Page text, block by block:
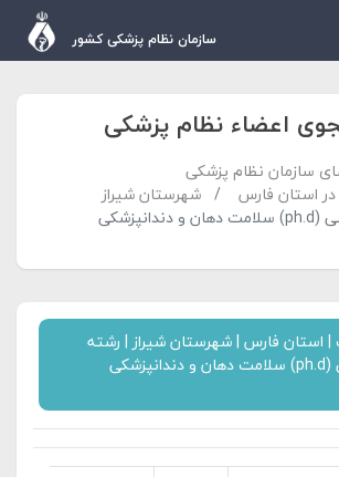
سازمان نظام پزشکی کشور
اعضاء نظام پزشکی
سازمان نظام پزشکی
استان فارس
شهرستان شیراز
دکترای تخصصی (ph.d) سلامت دهان و دندانپزشکی
فارس | شهرستان شیراز | رشته
دکترای تخصصی (ph.d) سلامت دهان و دندانپزشکی